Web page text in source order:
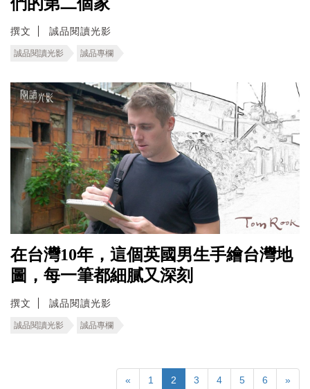
撰文 誠品閱讀光影
誠品閱讀光影 誠品專欄
在台灣10年，這個英國男生手繪台灣地
圖，每一筆都細膩又深刻
撰文 誠品閱讀光影
誠品閱讀光影 誠品專欄
« 1 2 3 4 5 6 »